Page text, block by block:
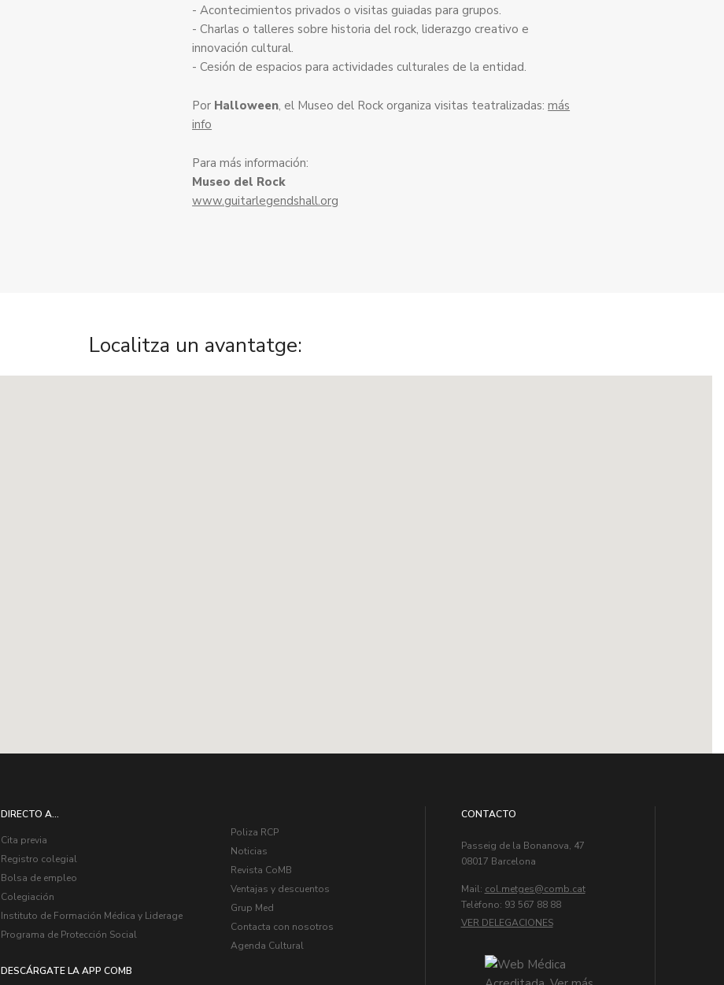
- Acontecimientos privados o visitas guiadas para grupos.
- Charlas o talleres sobre historia del rock, liderazgo creativo e
innovación cultural.
- Cesión de espacios para actividades culturales de la entidad.
Por Halloween, el Museo del Rock organiza visitas teatralizadas:más
info
Para más información:
Museo del Rock
www.guitarlegendshall.org
Localitza un avantatge:
DIRECTO A...
Cita previa
Registro colegial
Bolsa de empleo
Colegiación
Instituto de Formación Médica y Liderage
Programa de Protección Social
DESCÁRGATE LA APP COMB
Poliza RCP
Noticias
Revista CoMB
Ventajas y descuentos
Grup Med
Contacta con nosotros
Agenda Cultural
CONTACTO
Passeig de la Bonanova, 47
08017 Barcelona
Mail: col.metges
Telèfono: 93 567 88 88
VER DELEGACIONES